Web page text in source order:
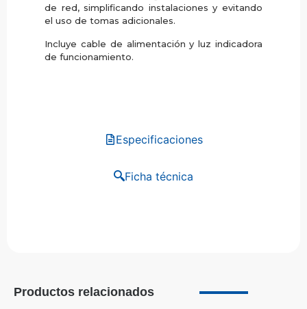
Especificaciones
Ficha técnica
de red, simplificando instalaciones y evitando
el uso de tomas adicionales.
Incluye cable de alimentación y luz indicadora
de funcionamiento.
Productos relacionados